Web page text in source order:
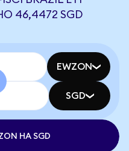
46,4472 SGD
EWZON
SGD
НА SGD